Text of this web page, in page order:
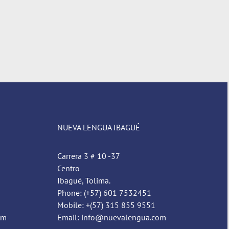
NUEVA LENGUA IBAGUÉ
Carrera 3 # 10 -37
Centro
Ibagué, Tolima.
Phone: (+57) 601 7532451
Mobile: +(57) 315 855 9551
Email: info@nuevalengua.com